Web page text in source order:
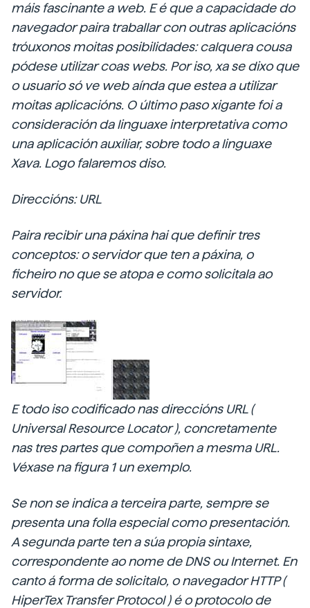
máis fascinante a web. E é que a capacidade do
navegador paira traballar con outras aplicacións
tróuxonos moitas posibilidades: calquera cousa
pódese utilizar coas webs. Por iso, xa se dixo que
o usuario só ve web aínda que estea a utilizar
moitas aplicacións. O último paso xigante foi a
consideración da linguaxe interpretativa como
una aplicación auxiliar, sobre todo a linguaxe
Xava. Logo falaremos diso.
Direccións: URL
Paira recibir una páxina hai que definir tres
conceptos: o servidor que ten a páxina, o
ficheiro no que se atopa e como solicitala ao
servidor.
E todo iso codificado nas direccións URL (
Universal Resource Locator), concretamente
nas tres partes que compoñen a mesma URL.
Véxase na figura 1 un exemplo.
Se non se indica a terceira parte, sempre se
presenta una folla especial como presentación.
A segunda parte ten a súa propia sintaxe,
correspondente ao nome de DNS ou Internet. En
canto á forma de solicitalo, onavegador HTTP (
HiperTex Transfer Protocol) é o protocolo de